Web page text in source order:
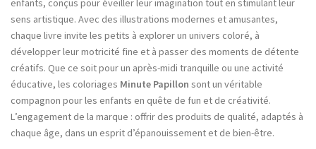
enfants, conçus pour éveiller leur imagination tout en stimulant leur
sens artistique. Avec des illustrations modernes et amusantes,
chaque livre invite les petits à explorer un univers coloré, à
développer leur motricité fine et à passer des moments de détente
créatifs. Que ce soit pour un après-midi tranquille ou une activité
éducative, les coloriages Minute Papillon sont un véritable
compagnon pour les enfants en quête de fun et de créativité.
L’engagement de la marque : offrir des produits de qualité, adaptés à
chaque âge, dans un esprit d’épanouissement et de bien-être.